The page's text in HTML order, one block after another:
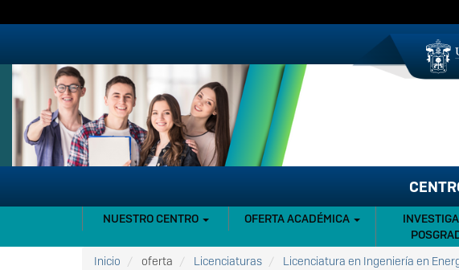
al
NAVEGACIÓN
PRINCIPAL
NUESTRO CENTRO OFERTA ACADÉMICA
Inicio
oferta Licenciaturas Licenciatura en Ingeniería en